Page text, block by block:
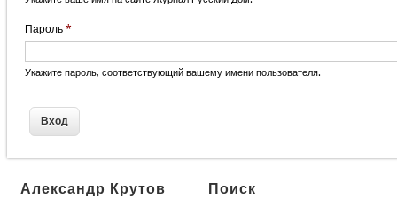
Пароль *
Укажите пароль, соответствующий вашему имени пользователя.
Александр Крутов Поиск